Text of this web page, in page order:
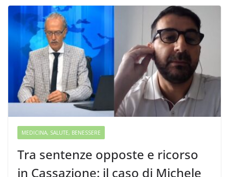
MEDICINA, SALUTE, BENESSERE
Tra sentenze opposte e ricorso
in Cassazione: il caso di Michele